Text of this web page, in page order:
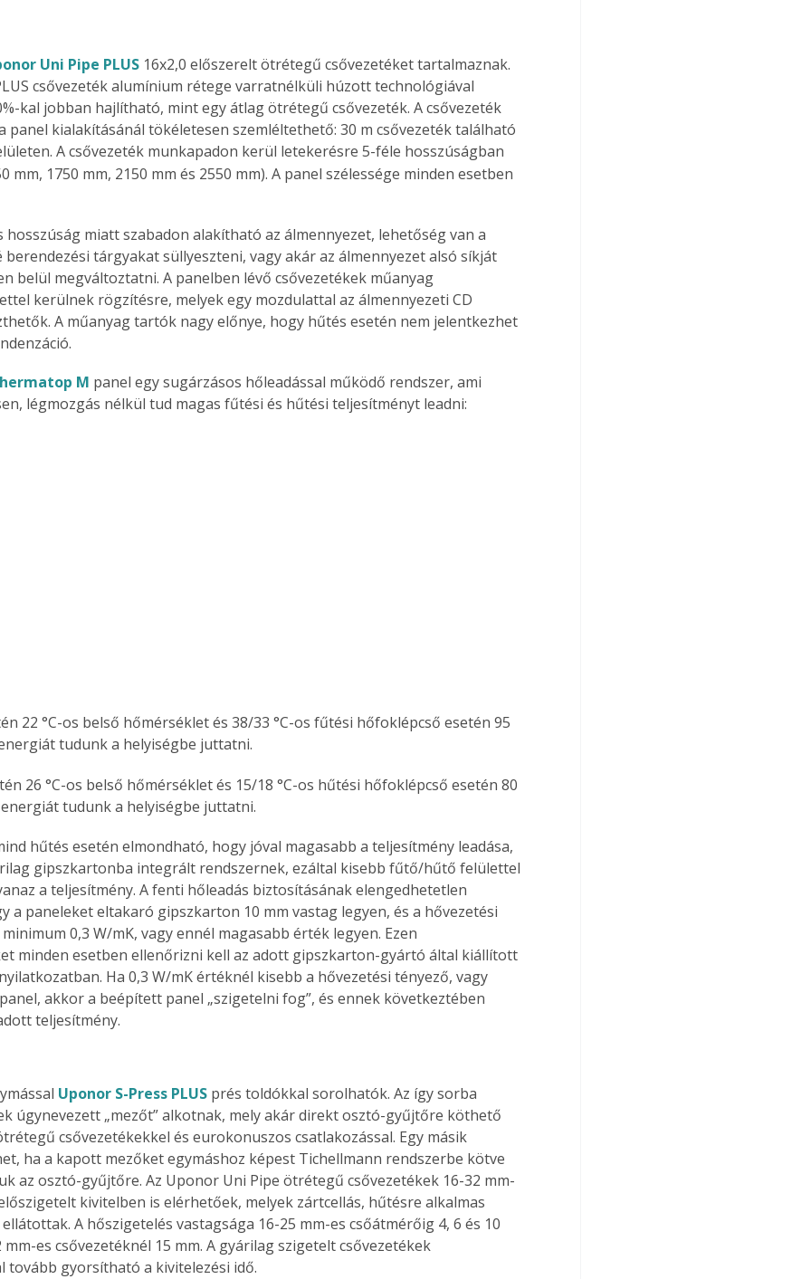
Bárhol,
élve
A
Uni Pipe PLUS 16x2,0 előszerelt ötrétegű csővezetéket tartalmaznak.
csővezeték alumínium rétege varratnélküli húzott technológiával
kal jobban hajlítható, mint egy átlag ötrétegű csővezeték. A csővezeték
panel kialakításánál tökéletesen szemléltethető: 30 m csővezeték található
A csővezeték munkapadon kerül letekerésre 5-féle hosszúságban
mm, 1750 mm, 2150 mm és 2550 mm). A panel szélessége minden esetben
hosszúság miatt szabadon alakítható az álmennyezet, lehetőség van a
berendezési tárgyakat süllyeszteni, vagy akár az álmennyezet alsó síkját
belül megváltoztatni. A panelben lévő csővezetékek műanyag
kerülnek rögzítésre, melyek egy mozdulattal az álmennyezeti CD
A műanyag tartók nagy előnye, hogy hűtés esetén nem jelentkezhet
M panel egy sugárzásos hőleadással működő rendszer, ami
légmozgás nélkül tud magas fűtési és hűtési teljesítményt leadni:
22 °C-os belső hőmérséklet és 38/33 °C-os fűtési hőfoklépcső esetén 95
tudunk a helyiségbe juttatni.
26 °C-os belső hőmérséklet és 15/18 °C-os hűtési hőfoklépcső esetén 80
tudunk a helyiségbe juttatni.
hűtés esetén elmondható, hogy jóval magasabb a teljesítmény leadása,
gipszkartonba integrált rendszernek, ezáltal kisebb fűtő/hűtő felülettel
a teljesítmény. A fenti hőleadás biztosításának elengedhetetlen
a paneleket eltakaró gipszkarton 10 mm vastag legyen, és a hővezetési
0,3 W/mK, vagy ennél magasabb érték legyen. Ezen
minden esetben ellenőrizni kell az adott gipszkarton-gyártó által kiállított
Ha 0,3 W/mK értéknél kisebb a hővezetési tényező, vagy
akkor a beépített panel „szigetelni fog”, és ennek következtében
teljesítmény.
Uponor S-Press PLUS prés toldókkal sorolhatók. Az így sorba
úgynevezett „mezőt” alkotnak, mely akár direkt osztó-gyűjtőre köthető
csővezetékekkel és eurokonuszos csatlakozással. Egy másik
ha a kapott mezőket egymáshoz képest Tichellmann rendszerbe kötve
az osztó-gyűjtőre. Az Uponor Uni Pipe ötrétegű csővezetékek 16-32 mm-
kivitelben is elérhetőek, melyek zártcellás, hűtésre alkalmas
A hőszigetelés vastagsága 16-25 mm-es csőátmérőig 4, 6 és 10
mm-es csővezetéknél 15 mm. A gyárilag szigetelt csővezetékek
tovább gyorsítható a kivitelezési idő.